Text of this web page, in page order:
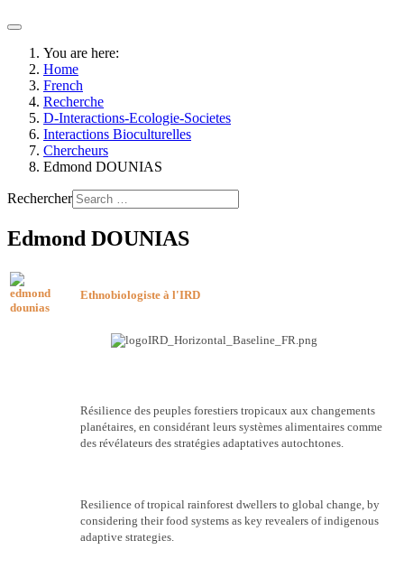
You are here:
Home
French
Recherche
D-Interactions-Ecologie-Societes
Interactions Bioculturelles
Chercheurs
Edmond DOUNIAS
Rechercher
Edmond DOUNIAS
Ethnobiologiste à l'IRD
Résilience des peuples forestiers tropicaux aux changements
planétaires, en considérant leurs systèmes alimentaires comme
des révélateurs des stratégies adaptatives autochtones.
Resilience of tropical rainforest dwellers to global change, by
considering their food systems as key revealers of indigenous
adaptive strategies.